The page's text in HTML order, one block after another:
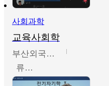
사회과학
교육사회학
부산외국어대학교
류영철